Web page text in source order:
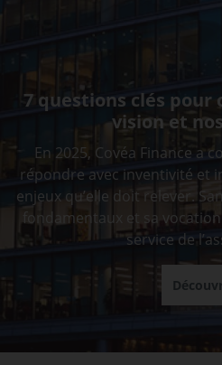
7 questions clés
vision et
En 2025, Covéa Finance a
répondre avec inventivité et
enjeux qu’elle doit relever.
fondamentaux et sa
service de